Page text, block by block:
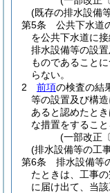
(既存の排水設備
第5条
公共下水道
を公共下水道に
排水設備等の設
ものであること
らない。
2
前項の検査の結
等の設置及び構
あると認めたと
な措置をするこ
(一部改正
(排水設備等の工
第6条
排水設備等
たときは、工事
に届け出て、当